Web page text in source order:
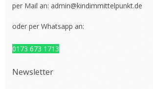
per Mail an: admin@kindimmittelpunkt.de
oder per Whatsapp an:
0173 673 1713
Newsletter